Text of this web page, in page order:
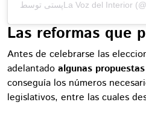
Las reformas que
Antes de celebrarse las
adelantado algunas
conseguía los números
legislativos, entre las cuales